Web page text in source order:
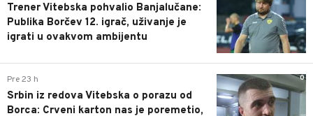
Trener Vitebska pohvalio Banjalučane:
Publika Borčev 12. igrač, uživanje je
igrati u ovakvom ambijentu
0
Pre 23 h
Srbin iz redova Vitebska o porazu od
Borca: Crveni karton nas je poremetio,